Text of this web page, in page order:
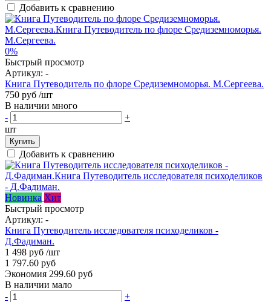
Добавить к сравнению
0%
Быстрый просмотр
Артикул: -
Книга Путеводитель по флоре Средиземноморья. М.Сергеева.
750 руб /шт
В наличии много
-
+
шт
Купить
Добавить к сравнению
Новинка Хит
Быстрый просмотр
Артикул: -
Книга Путеводитель исследователя психоделиков -
Д.Фадиман.
1 498 руб /шт
1 797.60 руб
Экономия 299.60 руб
В наличии мало
-
+